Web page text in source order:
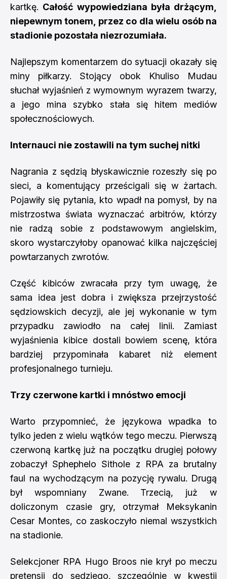
kartkę. Całość wypowiedziana była drżącym,
niepewnym tonem, przez co dla wielu osób na
stadionie pozostała niezrozumiała.
Najlepszym komentarzem do sytuacji okazały się
miny piłkarzy. Stojący obok Khuliso Mudau
słuchał wyjaśnień z wymownym wyrazem twarzy,
a jego mina szybko stała się hitem mediów
społecznościowych.
Internauci nie zostawili na tym suchej nitki
Nagrania z sędzią błyskawicznie rozeszły się po
sieci, a komentujący prześcigali się w żartach.
Pojawiły się pytania, kto wpadł na pomysł, by na
mistrzostwa świata wyznaczać arbitrów, którzy
nie radzą sobie z podstawowym angielskim,
skoro wystarczyłoby opanować kilka najczęściej
powtarzanych zwrotów.
Część kibiców zwracała przy tym uwagę, że
sama idea jest dobra i zwiększa przejrzystość
sędziowskich decyzji, ale jej wykonanie w tym
przypadku zawiodło na całej linii. Zamiast
wyjaśnienia kibice dostali bowiem scenę, która
bardziej przypominała kabaret niż element
profesjonalnego turnieju.
Trzy czerwone kartki i mnóstwo emocji
Warto przypomnieć, że językowa wpadka to
tylko jeden z wielu wątków tego meczu. Pierwszą
czerwoną kartkę już na początku drugiej połowy
zobaczył Sphephelo Sithole z RPA za brutalny
faul na wychodzącym na pozycję rywalu. Drugą
był wspomniany Zwane. Trzecią, już w
doliczonym czasie gry, otrzymał Meksykanin
Cesar Montes, co zaskoczyło niemal wszystkich
na stadionie.
Selekcjoner RPA Hugo Broos nie krył po meczu
pretensji do sędziego, szczególnie w kwestii